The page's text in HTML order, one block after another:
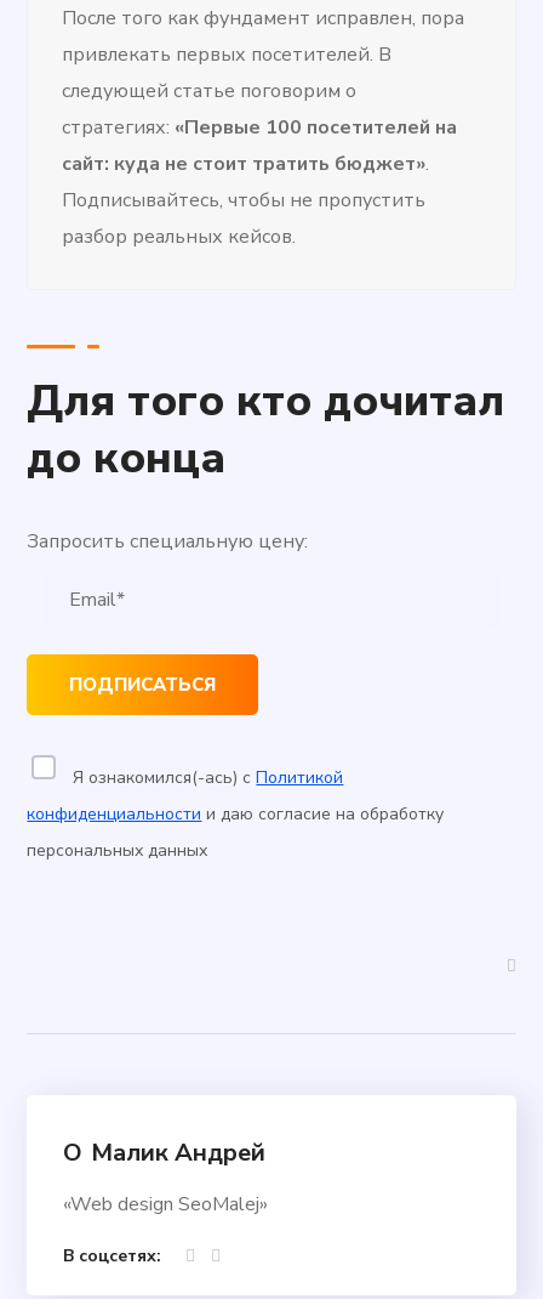
После того как фундамент исправлен, пора
привлекать первых посетителей. В
следующей статье поговорим о
стратегиях: «Первые 100 посетителей на
сайт: куда не стоит тратить бюджет».
Подписывайтесь, чтобы не пропустить
разбор реальных кейсов.
Для того кто дочитал
до конца
Запросить специальную цену:
Я ознакомился(-ась) сПолитикой
конфиденциальности и даю согласие на обработку
персональных данных
О Малик Андрей
«Web design SeoMalej»
В соцсетях: